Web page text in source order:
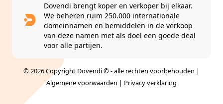
Dovendi brengt koper en verkoper bij elkaar.
We beheren ruim 250.000 internationale
domeinnamen en bemiddelen in de verkoop
van deze namen met als doel een goede deal
voor alle partijen.
© 2026 Copyright Dovendi © - alle rechten voorbehouden |
Algemene voorwaarden | Privacy verklaring